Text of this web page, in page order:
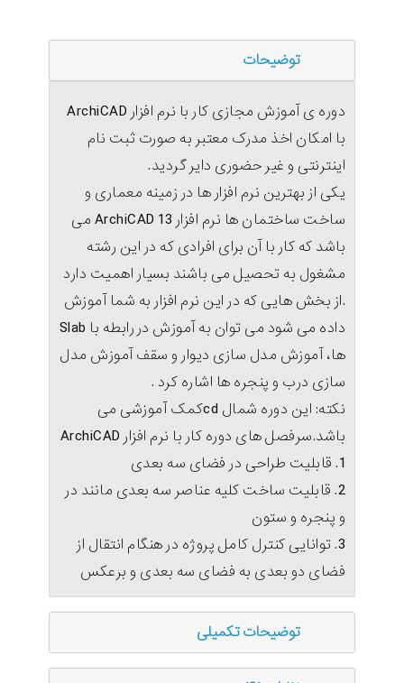
توضیحات
دوره ی آموزش مجازی کار با نرم افزار ArchiCAD
با امکان اخذ مدرک معتبر به صورت ثبت نام
اینترنتی و غیر حضوری دایر گردید.
یکی از بهترین نرم افزار ها در زمینه معماری و
ساخت ساختمان ها نرم افزار ArchiCAD 13 می
باشد که کار با آن برای افرادی که در این رشته
مشغول به تحصیل می باشند بسیار اهمیت دارد
.از بخش هایی که در این نرم افزار به شما آموزش
داده می شود می توان به آموزش در رابطه با Slab
ها، آموزش مدل سازی دیوار و سقف آموزش مدل
سازی درب و پنجره ها اشاره کرد .
نکته: این دوره شمال cdکمک آموزشی می
باشد.سرفصل های دوره کار با نرم افزار ArchiCAD
1. قابلیت طراحی در فضای سه بعدی
2. قابلیت ساخت کلیه عناصر سه بعدی مانند در
و پنجره و ستون
3. توانایی کنترل کامل پروژه در هنگام انتقال از
فضای دو بعدی به فضای سه بعدی و برعکس
توضیحات تکمیلی